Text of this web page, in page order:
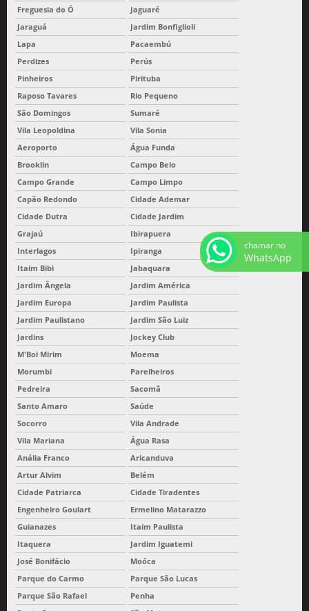
Freguesia do Ó
Jaguaré
Jaraguá
Jardim Bonfiglioli
Lapa
Pacaembú
Perdizes
Perús
Pinheiros
Pirituba
Raposo Tavares
Rio Pequeno
São Domingos
Sumaré
Vila Leopoldina
Vila Sonia
Aeroporto
Água Funda
Brooklin
Campo Belo
Campo Grande
Campo Limpo
Capão Redondo
Cidade Ademar
Cidade Dutra
Cidade Jardim
Grajaú
Ibirapuera
Interlagos
Ipiranga
Itaim Bibi
Jabaquara
Jardim Ângela
Jardim América
Jardim Europa
Jardim Paulista
Jardim Paulistano
Jardim São Luiz
Jardins
Jockey Club
M'Boi Mirim
Moema
Morumbi
Parelheiros
Pedreira
Sacomã
Santo Amaro
Saúde
Socorro
Vila Andrade
Vila Mariana
Água Rasa
Anália Franco
Aricanduva
Artur Alvim
Belém
Cidade Patriarca
Cidade Tiradentes
Engenheiro Goulart
Ermelino Matarazzo
Guianazes
Itaim Paulista
Itaquera
Jardim Iguatemi
José Bonifácio
Moóca
Parque do Carmo
Parque São Lucas
Parque São Rafael
Penha
chamar no
WhatsApp